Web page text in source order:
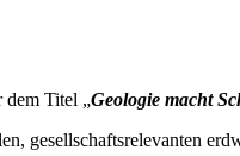
dem Titel „Geologie macht
gesellschaftsrelevanten